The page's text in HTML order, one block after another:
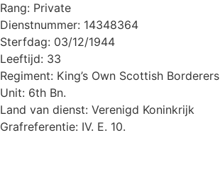
Rang: Private
Dienstnummer: 14348364
Sterfdag: 03/12/1944
Leeftijd: 33
Regiment: King’s Own Scottish Borderers
Unit: 6th Bn.
Land van dienst: Verenigd Koninkrijk
Grafreferentie: IV. E. 10.